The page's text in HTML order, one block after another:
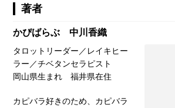
著者
かぴばらぶ 中川香織
タロットリーダー／レイキヒー
ラー／チベタンセラピスト
岡山県生まれ 福井県在住
カピバラ好きのため、カピバラ